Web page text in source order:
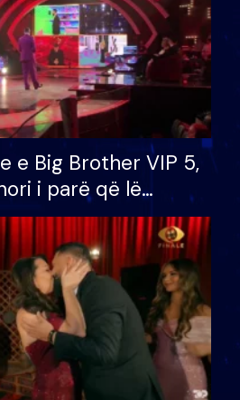
e Big Brother VIP 5,
i parë që lë
mundësinë për
e madh